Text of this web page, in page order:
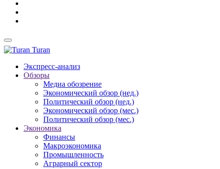
Turan
Экспресс-анализ
Обзоры
Медиа обозрение
Экономический обзор (нед.)
Политический обзор (нед.)
Экономический обзор (мес.)
Политический обзор (мес.)
Экономика
Финансы
Макроэкономика
Промышленность
Аграрный сектор